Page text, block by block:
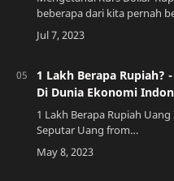
beberapa dari kita pernah
dollar berapa rupiah ya?
ini muncul karena
1 Lakh Berapa Rupiah?
Di Dunia Ekonomi
1 Lakh Berapa Rupiah
Seputar Uang from
Ekonomi Indonesia di Tahun